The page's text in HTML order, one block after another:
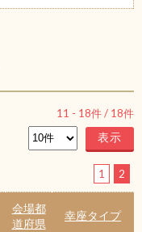
11 - 18件 / 18件
1 2
会場都
道府県
幸座タイプ